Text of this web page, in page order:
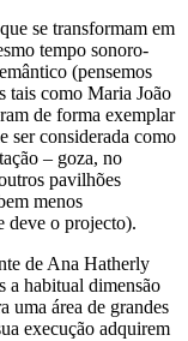
se transformam em
tempo sonoro-
(pensemos
tais como Maria João
de forma exemplar
ser considerada como
– goza, no
pavilhões
menos
deve o projecto).
de Ana Hatherly
a habitual dimensão
uma área de grandes
execução adquirem